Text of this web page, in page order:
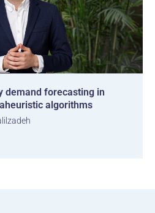
demand forecasting in
algorithms